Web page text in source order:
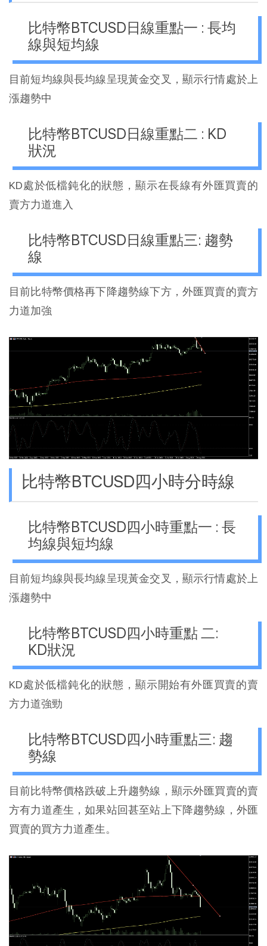
比特幣BTCUSD日線重點一 : 長均
線與短均線
目前短均線與長均線呈現黃金交叉，顯示行情處於上
漲趨勢中
比特幣BTCUSD日線重點二 : KD
狀況
KD處於低檔鈍化的狀態，顯示在長線有外匯買賣的
賣方力道進入
比特幣BTCUSD日線重點三: 趨勢
線
目前比特幣價格再下降趨勢線下方，外匯買賣的賣方
力道加強
比特幣BTCUSD四小時分時線
比特幣BTCUSD四小時重點一 : 長
均線與短均線
目前短均線與長均線呈現黃金交叉，顯示行情處於上
漲趨勢中
比特幣BTCUSD四小時重點 二:
KD狀況
KD處於低檔鈍化的狀態，顯示開始有外匯買賣的賣
方力道強勁
比特幣BTCUSD四小時重點三: 趨
勢線
目前比特幣價格跌破上升趨勢線，顯示外匯買賣的賣
方有力道產生，如果站回甚至站上下降趨勢線，外匯
買賣的買方力道產生。